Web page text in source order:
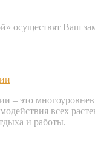
Ваш
– это
всех
и работы.